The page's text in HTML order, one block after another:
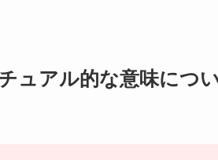
ュアル的な意味につ